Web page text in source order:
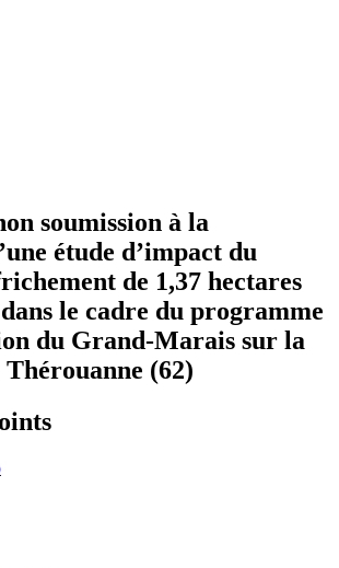
soumission à la
étude d’impact du
de 1,37 hectares
le cadre du programme
du Grand-Marais sur la
(62)